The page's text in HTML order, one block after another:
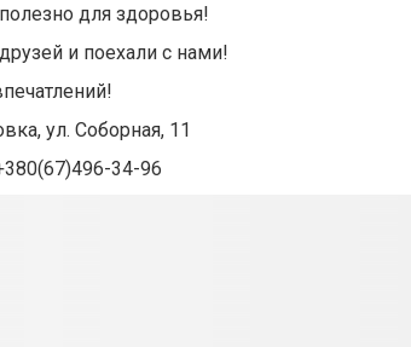
для здоровья!
и поехали с нами!
ул. Соборная, 11
34-96